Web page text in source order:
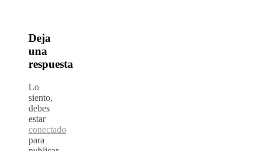
Deja
una
respuesta
Lo
siento,
debes
estar
conectado
para